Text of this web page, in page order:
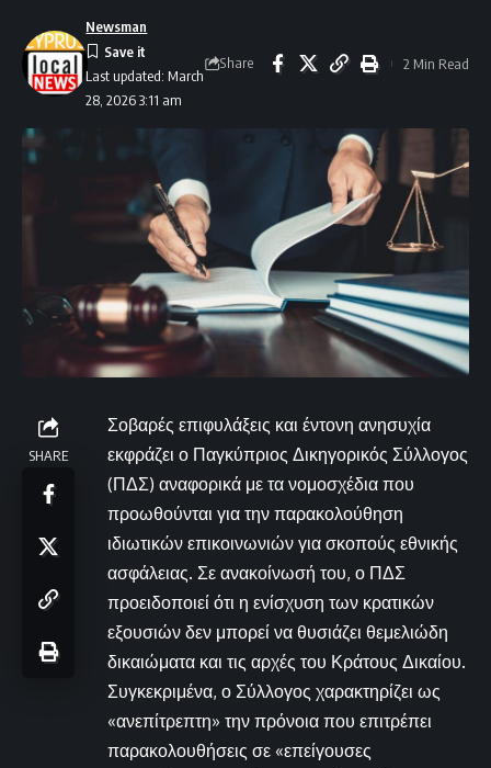
Last updated: March
28, 2026 3:11 am
Newsman
Share 2 Min Read
SHARE
Σοβαρές επιφυλάξεις και έντονη ανησυχία
εκφράζει ο Παγκύπριος Δικηγορικός Σύλλογος
(ΠΔΣ) αναφορικά με τα νομοσχέδια που
προωθούνται για την παρακολούθηση
ιδιωτικών επικοινωνιών για σκοπούς εθνικής
ασφάλειας. Σε ανακοίνωσή του, ο ΠΔΣ
προειδοποιεί ότι η ενίσχυση των κρατικών
εξουσιών δεν μπορεί να θυσιάζει θεμελιώδη
δικαιώματα και τις αρχές του Κράτους Δικαίου.
Συγκεκριμένα, ο Σύλλογος χαρακτηρίζει ως
«ανεπίτρεπτη» την πρόνοια που επιτρέπει
παρακολουθήσεις σε «επείγουσες